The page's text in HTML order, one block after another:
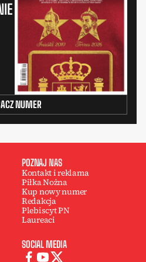
NUMER
POZNAJ NAS
Kontakt i reklama
Piłka Nożna
Kup nowy numer
Redakcja
Plebiscyt PN
Laureaci
SOCIAL MEDIA